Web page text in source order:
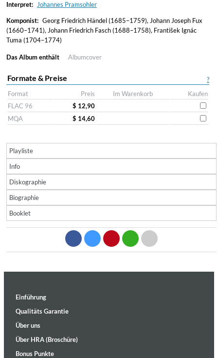
Interpret: Johannes Pramsohler
Komponist: Georg Friedrich Händel (1685–1759), Johann Joseph Fux
(1660–1741), Johann Friedrich Fasch (1688–1758), František Ignác
Tuma (1704–1774)
Das Album enthält Albumcover
?
Formate & Preise
Format Preis Im Warenkorb
Kaufen
FLAC 96
$ 12,90
MQA
$ 14,60
Playliste
Info
Diskographie
Biographie
Booklet
Einführung
Qualitäts Garantie
Über uns
Über HRA (Broschüre)
Bonus Punkte